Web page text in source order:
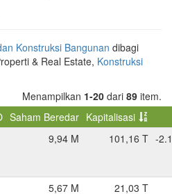
Konstruksi Bangunan dibagi
& Real Estate, Konstruksi
Menampilkan 1-20 dari 89 item.
Saham Beredar Kapitalisasi
9,94 M 101,16 T -
5,67 M 21,03 T